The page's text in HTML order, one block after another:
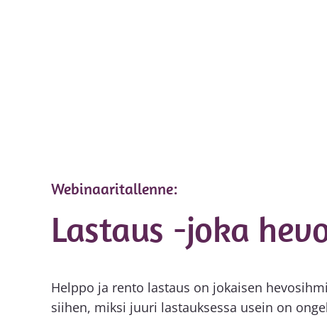
Webinaaritallenne:
Lastaus -joka
Helppo ja rento lastaus on jokaisen
siihen, miksi juuri lastauksessa usein on